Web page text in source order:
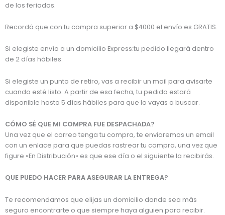
de los feriados.
Recordá que con tu compra superior a $4000 el envío es GRATIS.
Si elegiste envío a un domicilio Express:tu pedido llegará dentro
de 2 días hábiles.
Si elegiste un punto de retiro, vas a recibir un mail para avisarte
cuando esté listo. A partir de esa fecha, tu pedido estará
disponible hasta 5 días hábiles para que lo vayas a buscar.
CÓMO SÉ QUE MI COMPRA FUE DESPACHADA?
Una vez que el correo tenga tu compra, te enviaremos un email
con un enlace para que puedas rastrear tu compra, una vez que
figure «En Distribución» es que ese día o el siguiente la recibirás.
QUE PUEDO HACER PARA ASEGURAR LA ENTREGA?
Te recomendamos que elijas un domicilio donde sea más
seguro encontrarte o que siempre haya alguien para recibir.